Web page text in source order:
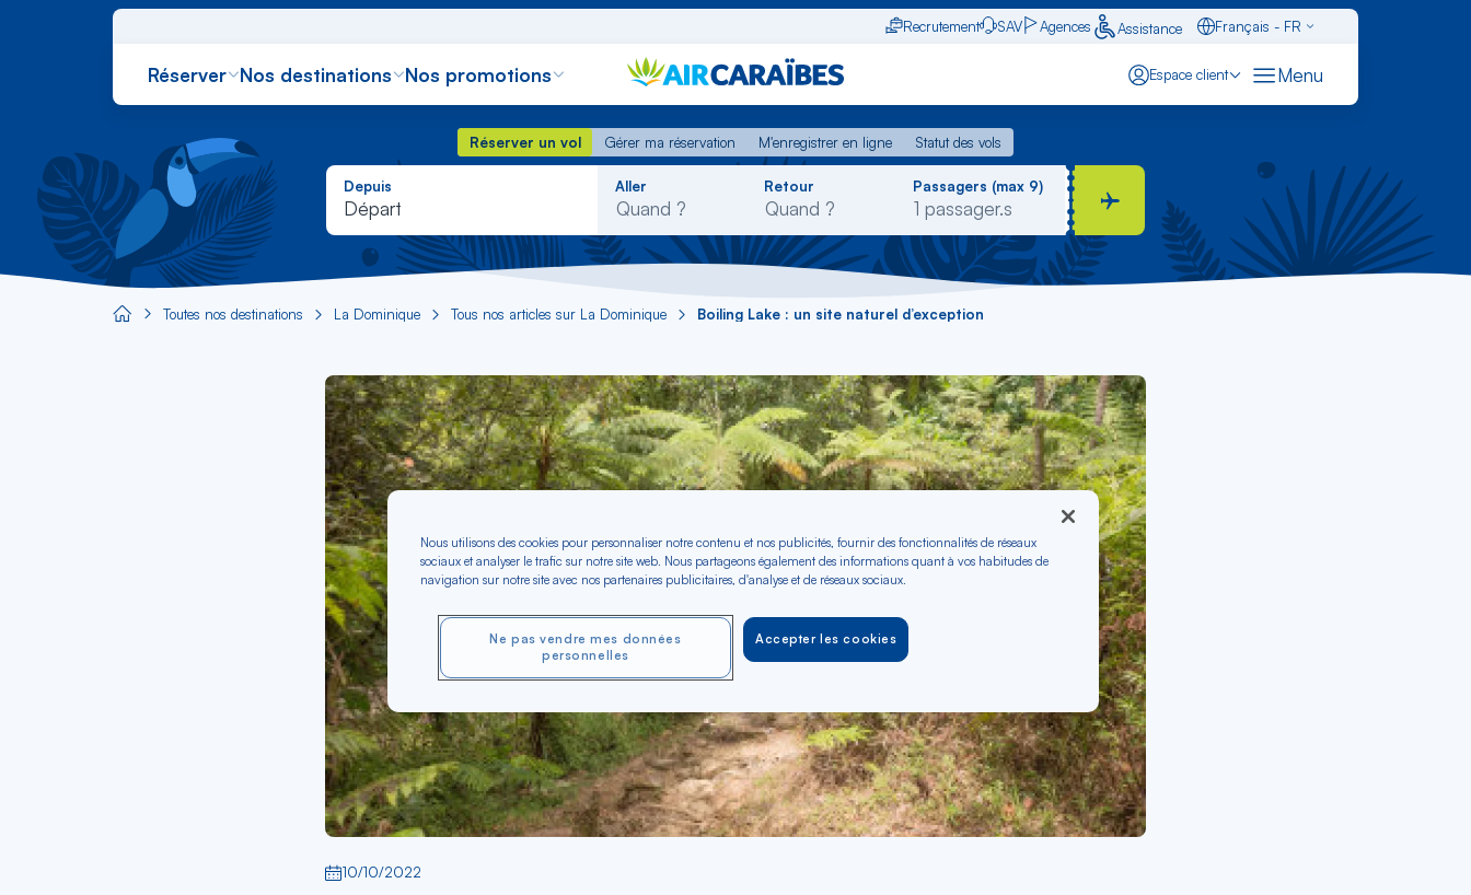
Recrutement SAV Agences Assistance
Français - FR
Réserver Nos destinations Nos promotions Espace client Menu
Réserver un vol Gérer ma réservation M'enregistrer en ligne
Statut des vols
Réserver un vol
Gérer ma réservation M'enregistrer en ligne Statut des vols
Depuis
Départ
Rechercher
dans
liste
Aller Retour Passagers (max 9)
Aircaraibes.comToutes nos destinations La Dominique Tous nos articles sur La Dominique Boiling Lake : un site naturel d’exception
Image
principale
10/10/2022
Nous utilisons des cookies pour personnaliser notre contenu et nos publicités, fournir des fonctionnalités de réseaux
sociaux et analyser le trafic sur notre site web. Nous partageons également des informations quant à vos habitudes de
navigation sur notre site avec nos partenaires publicitaires, d'analyse et de réseaux sociaux.
Accepter les cookies
Ne pas vendre mes données
personnelles